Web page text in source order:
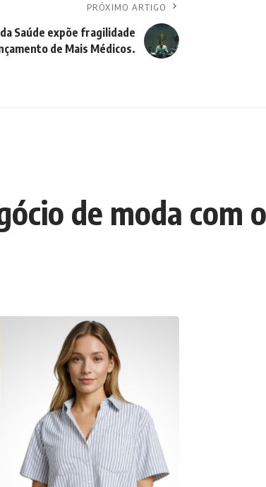
PRÓXIMO ARTIGO
Saúde expõe fragilidade
de Mais Médicos.
de moda com